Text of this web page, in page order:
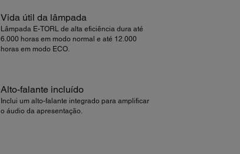
Vida útil da lâmpada
Lâmpada E-TORL de alta eficiência dura até
6.000 horas em modo normal e até 12.000
horas em modo ECO.
Alto-falante incluído
Inclui um alto-falante integrado para amplificar
o áudio da apresentação.